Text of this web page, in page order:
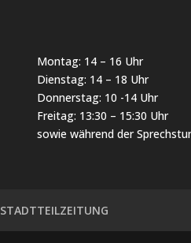
Montag: 14 – 16 Uhr
Dienstag: 14 – 18 Uhr
Donnerstag: 10 -14 Uhr
Freitag: 13:30 – 15:30 Uhr
sowie während der
STADTTEILZEITUNG